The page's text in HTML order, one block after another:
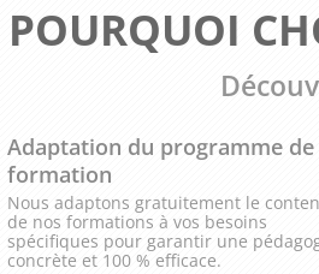
POURQUOI
Adaptation du programme de
formation
Nous adaptons gratuitement le
de nos formations à vos besoins
spécifiques pour garantir une
concrète et 100 % efficace.